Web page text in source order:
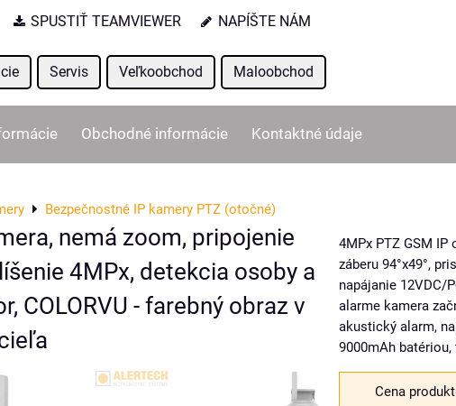
SPUSTIŤ TEAMVIEWER NAPÍŠTE NÁM
Servis Veľkoobchod Maloobchod
Obchodné informácie Kontaktné údaje
Bezpečnostné IP kamery PTZ (otočné)
nemá zoom, pripojenie
4MPx, detekcia osoby a
COLORVU - farebný obraz v
4MPx PTZ GSM
záberu 94°x49°,
napájanie 12VDC/
alarme kamera
akustický alarm,
9000mAh
Cena